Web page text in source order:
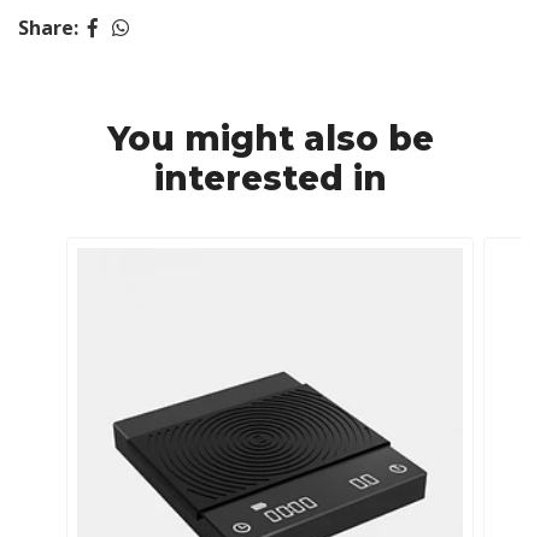
Share:
You might also be
interested in